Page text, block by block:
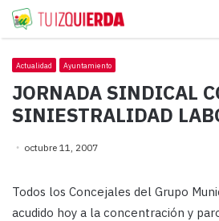
Actualidad Ayuntamiento
JORNADA SINDICAL
SINIESTRALIDAD
octubre 11, 2007
Todos los Concejales del Grupo
acudido hoy a la concentración y